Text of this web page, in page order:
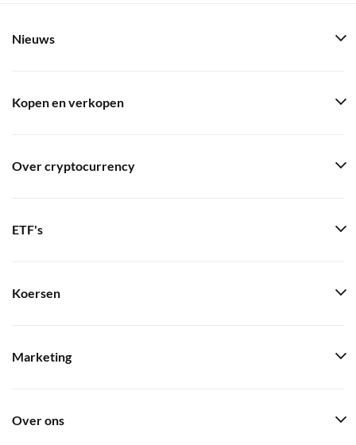
Nieuws
Kopen en verkopen
Over cryptocurrency
ETF's
Koersen
Marketing
Over ons